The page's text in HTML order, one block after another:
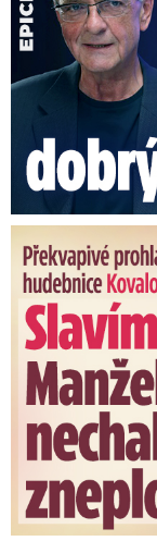
Překvapivé